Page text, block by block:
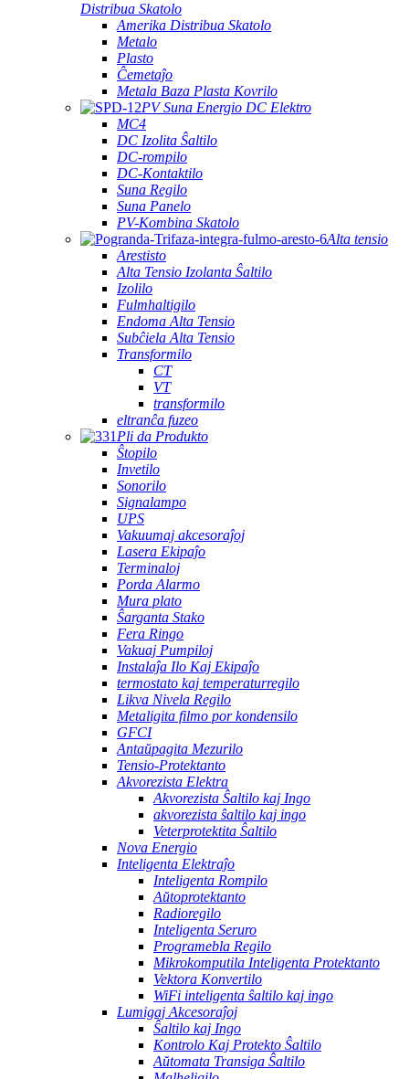
Distribua Skatolo
Amerika Distribua Skatolo
Metalo
Plasto
Ĉemetaĵo
Metala Baza Plasta Kovrilo
PV Suna Energio DC Elektro
MC4
DC Izolita Ŝaltilo
DC-rompilo
DC-Kontaktilo
Suna Regilo
Suna Panelo
PV-Kombina Skatolo
Alta tensio
Arestisto
Alta Tensio Izolanta Ŝaltilo
Izolilo
Fulmhaltigilo
Endoma Alta Tensio
Subĉiela Alta Tensio
Transformilo
CT
VT
transformilo
eltranĉa fuzeo
Pli da Produkto
Ŝtopilo
Invetilo
Sonorilo
Signalampo
UPS
Vakuumaj akcesoraĵoj
Lasera Ekipaĵo
Terminaloj
Porda Alarmo
Mura plato
Ŝarganta Stako
Fera Ringo
Vakuaj Pumpiloj
Instalaĵa Ilo Kaj Ekipaĵo
termostato kaj temperaturregilo
Likva Nivela Regilo
Metaligita filmo por kondensilo
GFCI
Antaŭpagita Mezurilo
Tensio-Protektanto
Akvorezista Elektra
Akvorezista Ŝaltilo kaj Ingo
akvorezista ŝaltilo kaj ingo
Veterprotektita Ŝaltilo
Nova Energio
Inteligenta Elektraĵo
Inteligenta Rompilo
Aŭtoprotektanto
Radioregilo
Inteligenta Seruro
Programebla Regilo
Mikrokomputila Inteligenta Protektanto
Vektora Konvertilo
WiFi inteligenta ŝaltilo kaj ingo
Lumigaj Akcesoraĵoj
Ŝaltilo kaj Ingo
Kontrolo Kaj Protekto Ŝaltilo
Aŭtomata Transiga Ŝaltilo